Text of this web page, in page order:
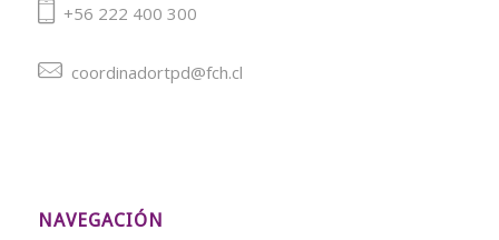
+56 222 400 300
coordinadortpd@fch.cl
NAVEGACIÓN